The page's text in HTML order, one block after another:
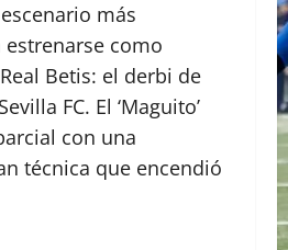
más
como
Betis: el derbi de
FC. El ‘Maguito’
con una
técnica que encendió